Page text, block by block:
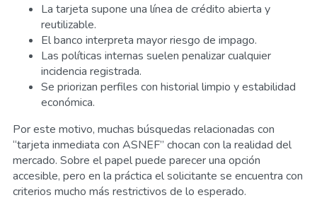
La tarjeta supone una línea de crédito abierta y
reutilizable.
El banco interpreta mayor riesgo de impago.
Las políticas internas suelen penalizar cualquier
incidencia registrada.
Se priorizan perfiles con historial limpio y estabilidad
económica.
Por este motivo, muchas búsquedas relacionadas con
“tarjeta inmediata con ASNEF” chocan con la realidad del
mercado. Sobre el papel puede parecer una opción
accesible, pero en la práctica el solicitante se encuentra con
criterios mucho más restrictivos de lo esperado.